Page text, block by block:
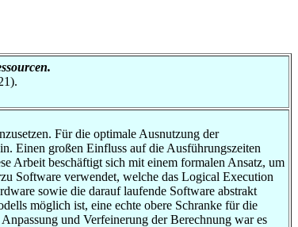
Für die optimale Ausnutzung der
Einen großen Einfluss auf die Ausführungszeiten
Arbeit beschäftigt sich mit einem formalen Ansatz, um
Software verwendet, welche das Logical Execution
sowie die darauf laufende Software abstrakt
möglich ist, eine echte obere Schranke für die
und Verfeinerung der Berechnung war es